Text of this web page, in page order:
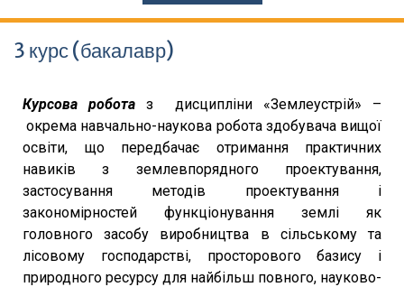
3 курс (бакалавр)
Курсова робота з дисципліни «Землеустрій» –
окрема навчально-наукова робота здобувача вищої
освіти, що передбачає отримання практичних
навиків з землевпорядного проектування,
застосування методів проектування і
закономірностей функціонування землі як
головного засобу виробництва в сільському та
лісовому господарстві, просторового базису і
природного ресурсу для найбільш повного, науково-